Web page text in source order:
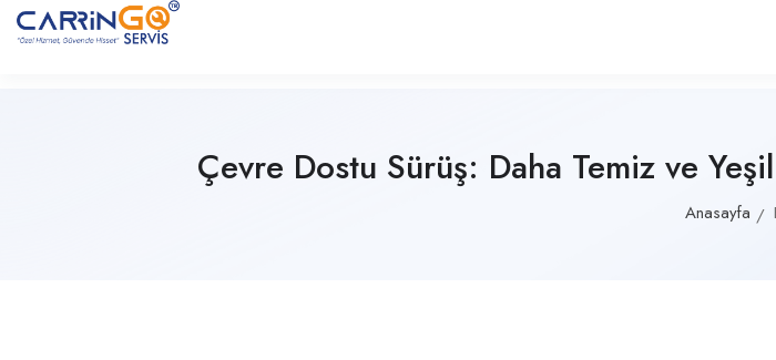
Çevre Dostu Sürüş: Daha Temiz ve
Anasayfa